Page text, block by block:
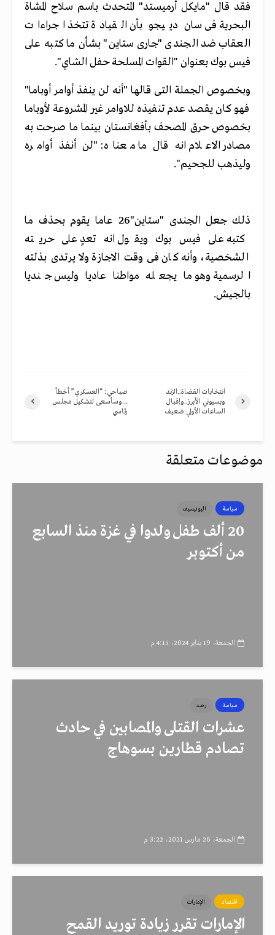
فقد قال "مايكل أرميستد" المتحدث باسم سلاح المشاة
البحرية فى سان دييجو بأن القيادة تتخذ اجراءات
العقاب ضد الجندى "جارى ستاين" بشأن ما كتبه على
فيس بوك بعنوان "القوات المسلحة حفل الشاي".
وبخصوص الجملة التى قالها "أنه لن ينفذ أوامر أوباما"
فهو كان يقصد عدم تنفيذه للاوامر غير المشروعة لأوباما
بخصوص حرق المصحف بأفغانستان بينما ما صرحت به
مصادر الاعلام انه قال ما معناه: "لن أنفذ أوامره
وليذهب للجحيم".
ذلك جعل الجندى "ستاين"26 عاما يقوم بحذف ما
كتبه على فيس بوك ويقول انه تعدٍ على حريته
الشخصية، وأنه كان فى وقت الاجازة ولا يرتدى بذلته
الرسمية وهو ما يجعله مواطنا عاديا وليس جنديا
بالجيش.
صباحي: “العسكري” أخطأ
…وسأسعى لتشكيل مجلس
رئاسي
انتخابات القضاة..الزند
وبسيوني الأبرز..وإقبال
الساعات الأولي ضعيف
موضوعات متعلقة
سياسة اليونيسيف
20 ألف طفل ولدوا في غزة منذ السابع
من أكتوبر
الجمعة، 19 يناير 2024، 4:15 م
سياسة رصد
عشرات القتلى والمصابين في حادث
تصادم قطارين بسوهاج
الجمعة، 26 مارس 2021، 3:22 م
اقتصاد الإمارات
الإمارات تقرر زيادة توريد القمح